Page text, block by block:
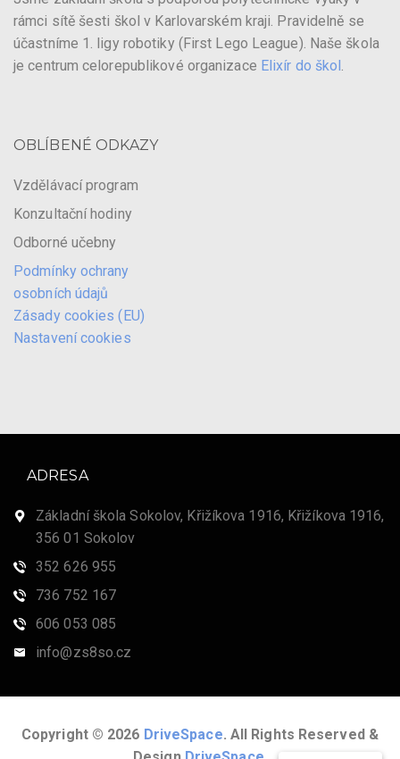
rámci sítě šesti škol v Karlovarském kraji. Pravidelně se
účastníme 1. ligy robotiky (First Lego League). Naše škola
je centrum celorepublikové organizace Elixír do škol.
OBLÍBENÉ ODKAZY
Vzdělávací program
Konzultační hodiny
Odborné učebny
Podmínky ochrany
osobních údajů
Zásady cookies (EU)
Nastavení cookies
ADRESA
Základní škola Sokolov, Křižíkova 1916, Křižíkova 1916,
356 01 Sokolov
352 626 955
736 752 167
606 053 085
info@zs8so.cz
Copyright © 2026 DriveSpace. All Rights Reserved &